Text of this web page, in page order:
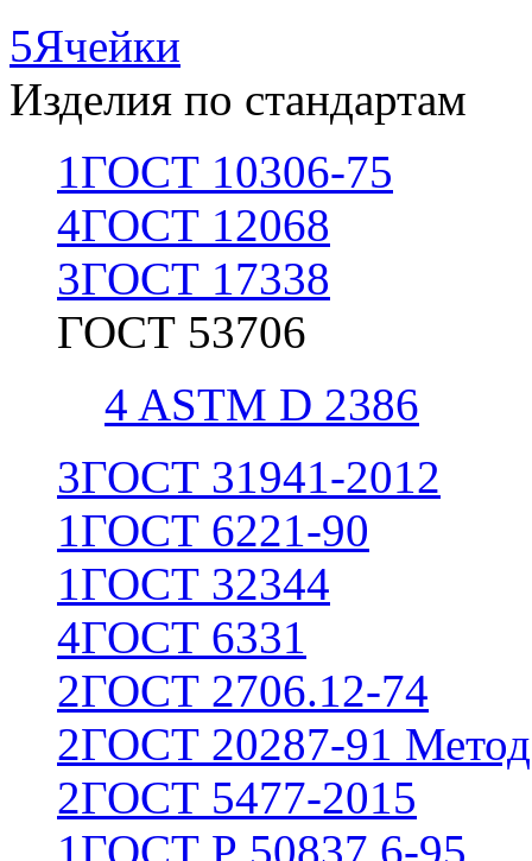
5Ячейки
Изделия по стандартам
1ГОСТ 10306-75
4ГОСТ 12068
3ГОСТ 17338
ГОСТ 53706
4 ASTM D 2386
3ГОСТ 31941-2012
1ГОСТ 6221-90
1ГОСТ 32344
4ГОСТ 6331
2ГОСТ 2706.12-74
2ГОСТ 20287-91
2ГОСТ 5477-2015